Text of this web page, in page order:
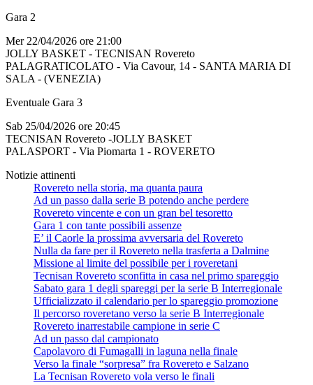
Gara 2
Mer 22/04/2026 ore 21:00
JOLLY BASKET - TECNISAN Rovereto
PALAGRATICOLATO - Via Cavour, 14 - SANTA MARIA DI
SALA - (VENEZIA)
Eventuale Gara 3
Sab 25/04/2026 ore 20:45
TECNISAN Rovereto -JOLLY BASKET
PALASPORT - Via Piomarta 1 - ROVERETO
Notizie attinenti
Rovereto nella storia, ma quanta paura
Ad un passo dalla serie B potendo anche perdere
Rovereto vincente e con un gran bel tesoretto
Gara 1 con tante possibili assenze
E’ il Caorle la prossima avversaria del Rovereto
Nulla da fare per il Rovereto nella trasferta a Dalmine
Missione al limite del possibile per i roveretani
Tecnisan Rovereto sconfitta in casa nel primo spareggio
Sabato gara 1 degli spareggi per la serie B Interregionale
Ufficializzato il calendario per lo spareggio promozione
Il percorso roveretano verso la serie B Interregionale
Rovereto inarrestabile campione in serie C
Ad un passo dal campionato
Capolavoro di Fumagalli in laguna nella finale
Verso la finale “sorpresa” fra Rovereto e Salzano
La Tecnisan Rovereto vola verso le finali